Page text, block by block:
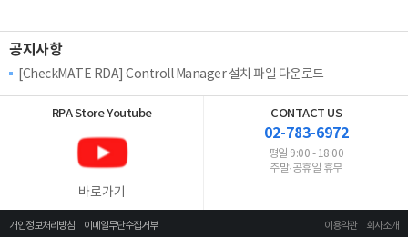
공지사항
[CheckMATE RDA] Controll Manager 설치 파일 다운로드
RPA StoreYoutube
바로가기
CONTACT US
02-783-6972
평일 9:00 - 18:00
주말·공휴일 휴무
개인정보처리방침 이메일무단수집거부 이용약관 회사소개